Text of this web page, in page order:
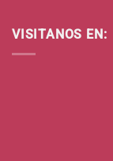
VISITANOS EN: